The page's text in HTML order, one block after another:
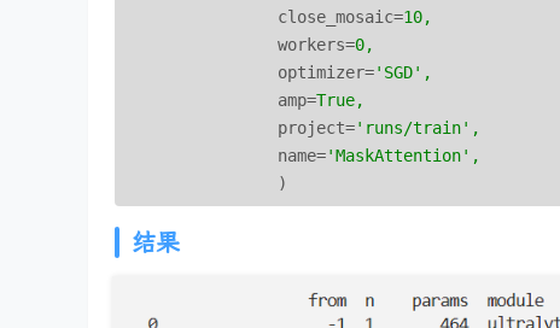
close_mosaic=10,
workers=0,
optimizer='SGD',
amp=True,
project='runs/train',
name='MaskAttention',
)
结果